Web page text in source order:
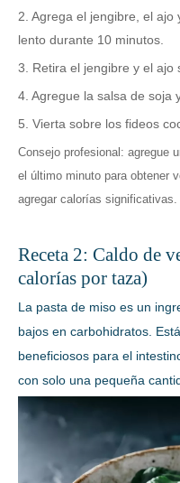
2. Agrega el jengibre, el
lento durante 10 minutos.
3. Retira el jengibre y el ajo
4. Agregue la salsa de soja
5. Vierta sobre los fideos
Consejo profesional: agregue
el último minuto para obtener
agregar calorías significativas.
Receta 2: Caldo de
calorías por taza)
La pasta de miso es un
bajos en carbohidratos.
beneficiosos para el
con solo una pequeña